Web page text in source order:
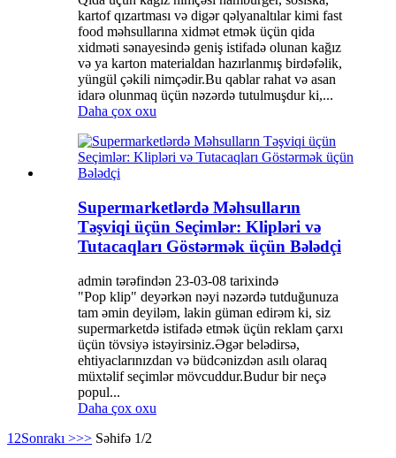
kartof qızartması və digər qəlyanaltılar kimi fast
food məhsullarına xidmət etmək üçün qida
xidməti sənayesində geniş istifadə olunan kağız
və ya karton materialdan hazırlanmış birdəfəlik,
yüngül çəkili nimçədir.Bu qablar rahat və asan
idarə olunmaq üçün nəzərdə tutulmuşdur ki,...
Daha çox oxu
Supermarketlərdə Məhsulların
Təşviqi üçün Seçimlər: Klipləri və
Tutacaqları Göstərmək üçün Bələdçi
admin tərəfindən 23-03-08 tarixində
"Pop klip" deyərkən nəyi nəzərdə tutduğunuza
tam əmin deyiləm, lakin güman edirəm ki, siz
supermarketdə istifadə etmək üçün reklam çarxı
üçün tövsiyə istəyirsiniz.Əgər belədirsə,
ehtiyaclarınızdan və büdcənizdən asılı olaraq
müxtəlif seçimlər mövcuddur.Budur bir neçə
popul...
Daha çox oxu
1 2Sonrakı >>> Səhifə 1/2